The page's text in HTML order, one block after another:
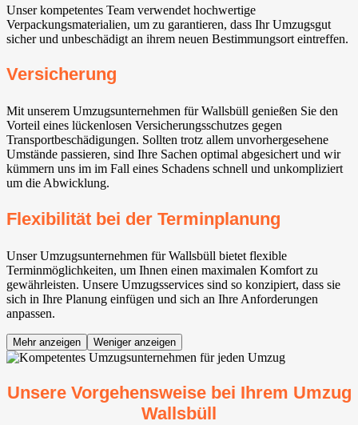
Unser kompetentes Team verwendet hochwertige
Verpackungsmaterialien, um zu garantieren, dass Ihr Umzugsgut
sicher und unbeschädigt an ihrem neuen Bestimmungsort eintreffen.
Versicherung
Mit unserem Umzugsunternehmen für Wallsbüll genießen Sie den
Vorteil eines lückenlosen Versicherungsschutzes gegen
Transportbeschädigungen. Sollten trotz allem unvorhergesehene
Umstände passieren, sind Ihre Sachen optimal abgesichert und wir
kümmern uns im im Fall eines Schadens schnell und unkompliziert
um die Abwicklung.
Flexibilität bei der Terminplanung
Unser Umzugsunternehmen für Wallsbüll bietet flexible
Terminmöglichkeiten, um Ihnen einen maximalen Komfort zu
gewährleisten. Unsere Umzugsservices sind so konzipiert, dass sie
sich in Ihre Planung einfügen und sich an Ihre Anforderungen
anpassen.
Mehr anzeigen Weniger anzeigen
Unsere Vorgehensweise bei Ihrem Umzug
Wallsbüll